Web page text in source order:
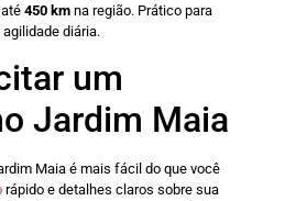
450 km na região. Prático para
diária.
um
Jardim Maia
Maia é mais fácil do que você
rápido e detalhes claros sobre sua